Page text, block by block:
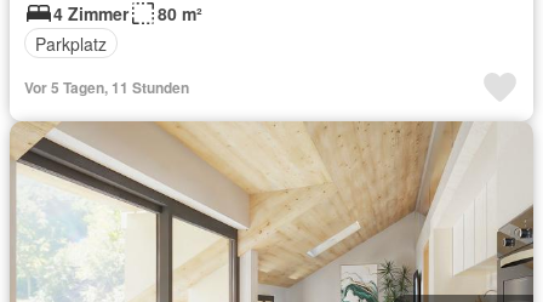
4 Zimmer
80 m²
Parkplatz
Vor 5 Tagen, 11 Stunden